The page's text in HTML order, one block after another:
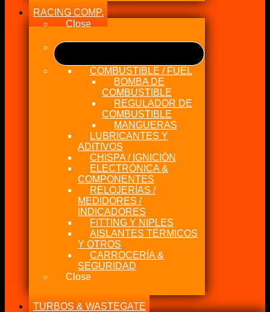
RACING COMP.
Close
COMBUSTIBLE / FUEL
BOMBA DE
COMBUSTIBLE
REGULADOR DE
COMBUSTIBLE
MANGUERAS
LUBRICANTES Y
ADITIVOS
CHISPA / IGNICIÓN
ELECTRÓNICA &
COMPONENTES
RELOJERÍAS /
MEDIDORES /
INDICADORES
FITTING Y NIPLES
AISLANTES TÉRMICOS
Y OTROS
CARROCERÍA &
SEGURIDAD
Close
TURBOS & WASTEGATE